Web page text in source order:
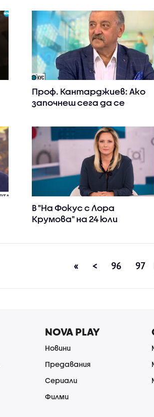
Проф. Кантарджиев: Ако
започнеш сега да се
месеци си защитен и от
новите варианти
В "На Фокус с Лора
Крумова" на 24 юли
« < 96 97
NOVA PLAY
Новини
Предавания
Сериали
Филми